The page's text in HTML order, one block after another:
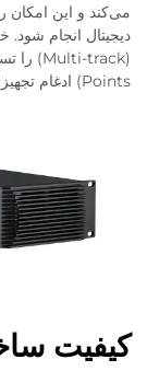
می‌کند و این
دیجیتال انجام
Points) ادغام تجهیزات پردازش خارجی را ممکن می‌سازند.
کیفیت